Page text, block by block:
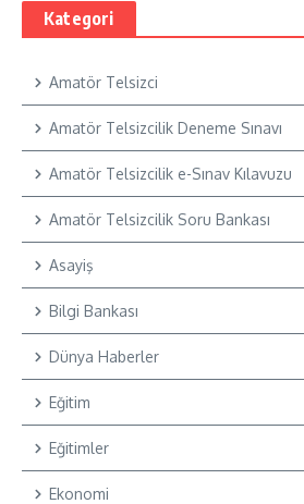
Kategori
Amatör Telsizci
Amatör Telsizcilik Deneme Sınavı
Amatör Telsizcilik e-Sınav Kılavuzu
Amatör Telsizcilik Soru Bankası
Asayiş
Bilgi Bankası
Dünya Haberler
Eğitim
Eğitimler
Ekonomi